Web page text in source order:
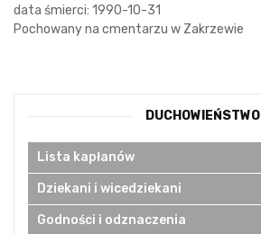
data śmierci: 1990-10-31
Pochowany na cmentarzu w Zakrzewie
DUCHOWIEŃSTWO
Lista kapłanów
Dziekani i wicedziekani
Godności i odznaczenia